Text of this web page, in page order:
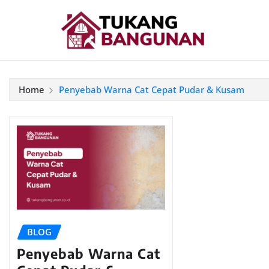
Home Penyebab Warna Cat Cepat Pudar & Kusam
BLOG
Penyebab Warna Cat